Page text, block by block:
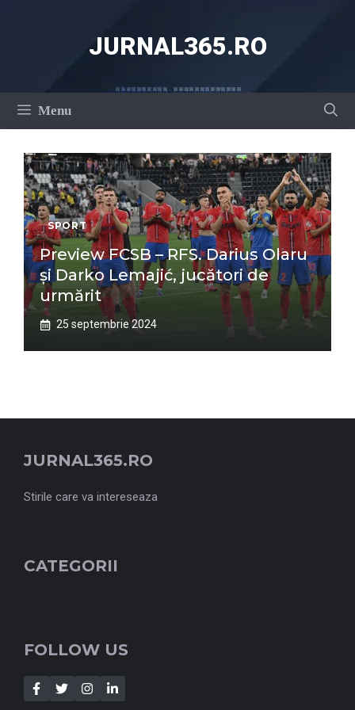
JURNAL365.RO
Menu
SPORT
Preview FCSB – RFS. Darius Olaru
și Darko Lemajić, jucători de
urmărit
25 septembrie 2024
JURNAL365.RO
Stirile care va intereseaza
CATEGORII
FOLLOW US